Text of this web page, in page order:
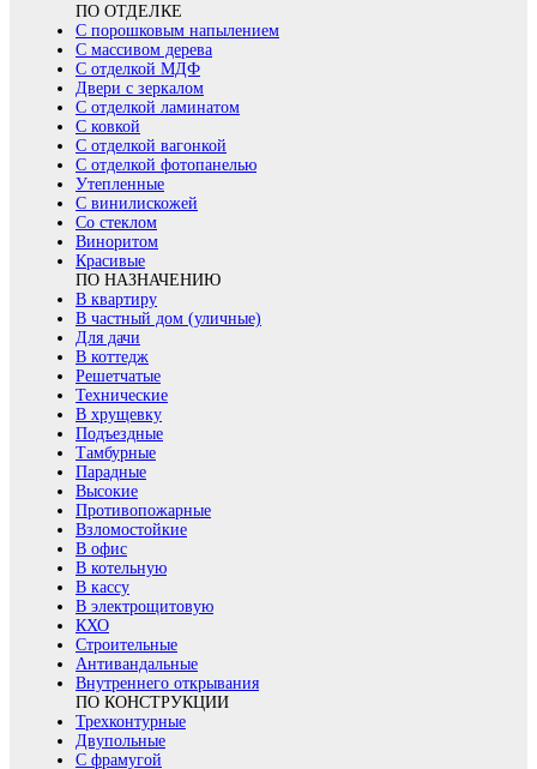
ПО ОТДЕЛКЕ
С порошковым напылением
С массивом дерева
С отделкой МДФ
Двери с зеркалом
С отделкой ламинатом
С ковкой
С отделкой вагонкой
С отделкой фотопанелью
Утепленные
С винилискожей
Со стеклом
Виноритом
Красивые
ПО НАЗНАЧЕНИЮ
В квартиру
В частный дом (уличные)
Для дачи
В коттедж
Решетчатые
Технические
В хрущевку
Подъездные
Тамбурные
Парадные
Высокие
Противопожарные
Взломостойкие
В офис
В котельную
В кассу
В электрощитовую
КХО
Строительные
Антивандальные
Внутреннего открывания
ПО КОНСТРУКЦИИ
Трехконтурные
Двупольные
С фрамугой